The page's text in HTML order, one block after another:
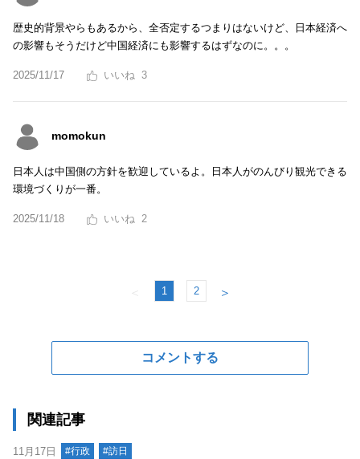
歴史的背景やらもあるから、全否定するつまりはないけど、日本経済へ
の影響もそうだけど中国経済にも影響するはずなのに。。。
2025/11/17 3
momokun
日本人は中国側の方針を歓迎しているよ。日本人がのんびり観光できる
環境づくりが一番。
2025/11/18 2
＜ 1 2 ＞
コメントする
関連記事
11月17日 #行政 #訪日